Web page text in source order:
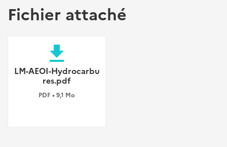
Fichier attaché
file_download
LM-AEOI-Hydrocarbu
res.pdf
PDF • 9,1 Mo